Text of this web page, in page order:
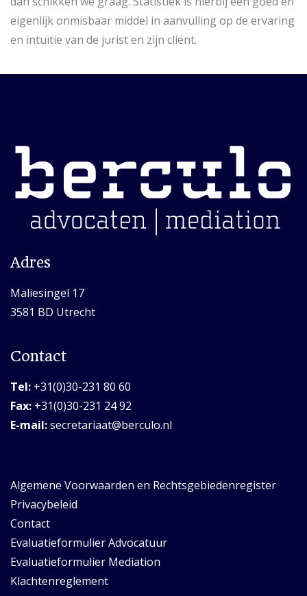
eigenlijk onmisbaar middel in aanvulling op de ervaring
en intuïtie van de jurist en zijn cliënt.
Adres
Maliesingel 17
3581 BD Utrecht
Contact
Tel: +31(0)30-231 80 60
Fax: +31(0)30-231 24 92
E-mail:secretariaat@berculo.nl
Algemene Voorwaarden en Rechtsgebiedenregister
Privacybeleid
Contact
Evaluatieformulier Advocatuur
Evaluatieformulier Mediation
Klachtenreglement